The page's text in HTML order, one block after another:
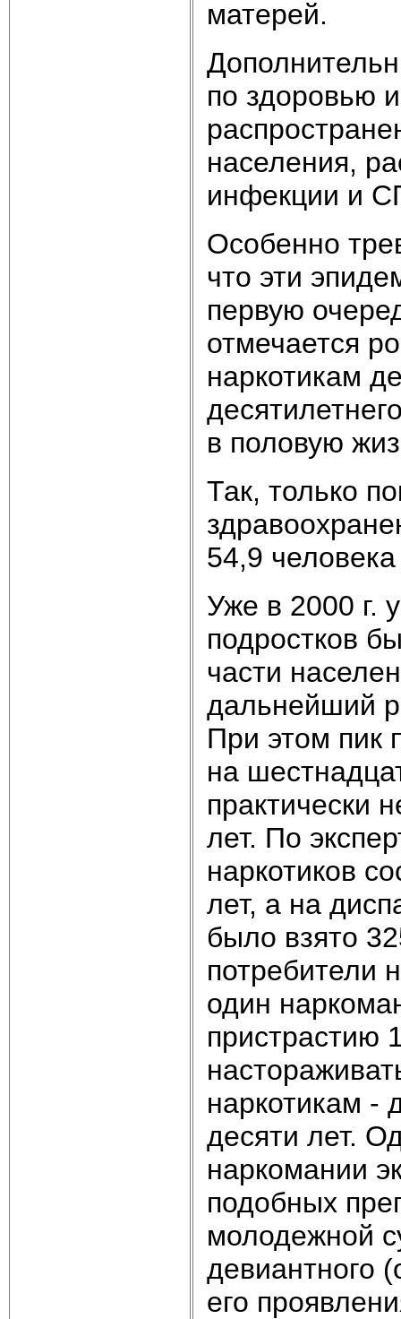
матерей.
по здоровью
населения,
инфекции и
Особенно
что эти
первую
отмечается
наркотикам
в половую
Так, только
54,9
Уже в 2000 г.
подростков
части
дальнейший
При этом пик
на
практически
лет. По
наркотиков
лет, а на
было взято
потребители
один
пристрастию
наркотикам -
десяти лет.
наркомании
подобных
молодежной
девиантного
его